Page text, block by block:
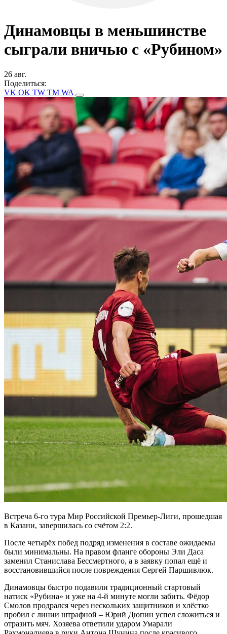
Динамовцы в меньшинстве
сыграли вничью с «Рубином»
26 авг.
Поделиться:
VK OK TW TM WA
Встреча 6-го тура Мир Российской Премьер-Лиги, прошедшая
в Казани, завершилась со счётом 2:2.
После четырёх побед подряд изменения в составе ожидаемы
были минимальны. На правом фланге обороны Эли Даса
заменил Станислава Бессмертного, а в заявку попал ещё и
восстановившийся после повреждения Сергей Паршивлюк.
Динамовцы быстро подавили традиционный стартовый
натиск «Рубина» и уже на 4-й минуте могли забить. Фёдор
Смолов продрался через нескольких защитников и хлёстко
пробил с линии штрафной – Юрий Дюпин успел сложиться и
отразить мяч. Хозяева ответили ударом Умарали